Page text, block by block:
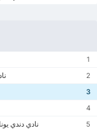
1
2
3
4
5
نادي دندي